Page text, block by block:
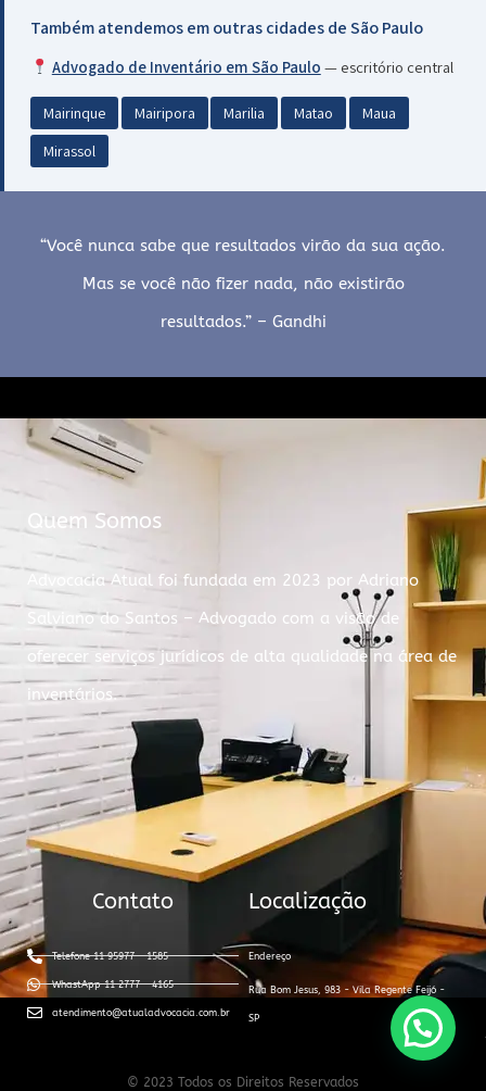
Também atendemos em outras cidades de São Paulo
Advogado de Inventário em São Paulo — escritório central
Mairinque Mairipora Marilia Matao
Maua
Mirassol
“Você nunca sabe que resultados virão da sua ação.
Mas se você não fizer nada, não existirão
resultados.” – Gandhi
Quem Somos
Advocacia Atual foi fundada em 2023 por Adriano
Salviano do Santos – Advogado com a visão de
oferecer serviços jurídicos de alta qualidade na área de
inventários.
Contato
Telefone 11 95977 - 1585
WhastApp 11 2777 - 4165
atendimento@atualadvocacia.com.br
Localização
Endereço
Rua Bom Jesus, 983 - Vila Regente Feijó -
SP
© 2023 Todos os Direitos Reservados